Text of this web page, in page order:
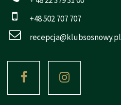
+48 502 707 707
recepcja@klubsosnowy.pl